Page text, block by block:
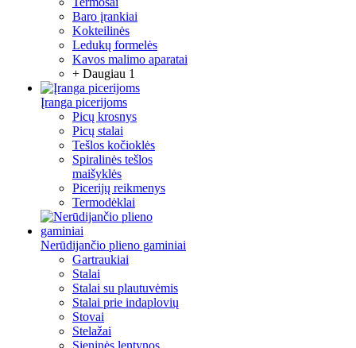
Baro įrankiai
Kokteilinės
Ledukų formelės
Kavos malimo aparatai
+ Daugiau 1
Įranga picerijoms
Picų krosnys
Picų stalai
Tešlos kočioklės
Spiralinės tešlos
maišyklės
Picerijų reikmenys
Termodėklai
Nerūdijančio plieno gaminiai
Gartraukiai
Stalai
Stalai su plautuvėmis
Stalai prie indaplovių
Stovai
Stelažai
Sieninės lentynos